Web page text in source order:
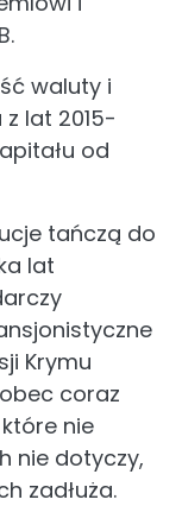
waluty i
lat 2015-
od
tańczą do
lat
Krymu
coraz
nie
nie dotyczy,
zadłuża.